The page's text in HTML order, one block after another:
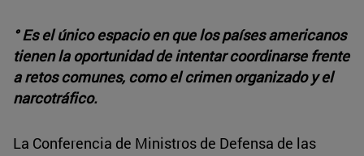
° Es el único espacio en que los países americanos
tienen la oportunidad de intentar coordinarse frente
a retos comunes, como el crimen organizado y el
narcotráfico.
La Conferencia de Ministros de Defensa de las